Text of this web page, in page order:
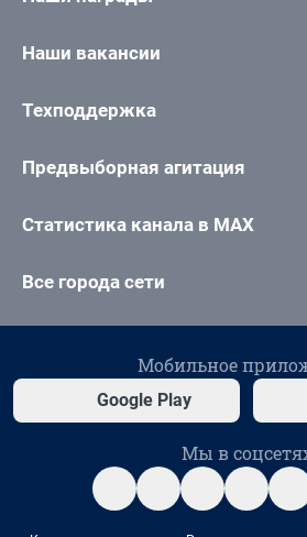
Наши вакансии
Техподдержка
Предвыборная агитация
Статистика канала в MAX
Все города сети
Мобильное
Google Play
Мы в